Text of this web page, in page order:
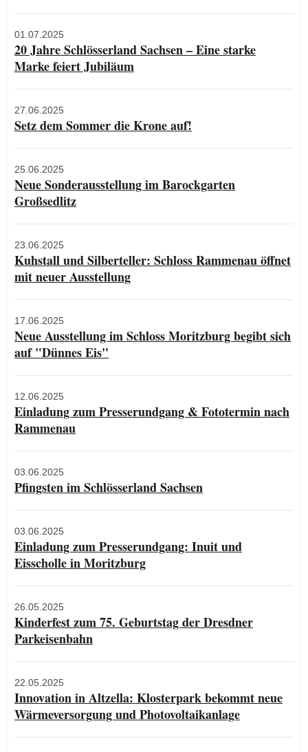
01.07.2025
20 Jahre Schlösserland Sachsen – Eine starke
Marke feiert Jubiläum
27.06.2025
Setz dem Sommer die Krone auf!
25.06.2025
Neue Sonderausstellung im Barockgarten
Großsedlitz
23.06.2025
Kuhstall und Silberteller: Schloss Rammenau öffnet
mit neuer Ausstellung
17.06.2025
Neue Ausstellung im Schloss Moritzburg begibt sich
auf "Dünnes Eis"
12.06.2025
Einladung zum Presserundgang & Fototermin nach
Rammenau
03.06.2025
Pfingsten im Schlösserland Sachsen
03.06.2025
Einladung zum Presserundgang: Inuit und
Eisscholle in Moritzburg
26.05.2025
Kinderfest zum 75. Geburtstag der Dresdner
Parkeisenbahn
22.05.2025
Innovation in Altzella: Klosterpark bekommt neue
Wärmeversorgung und Photovoltaikanlage